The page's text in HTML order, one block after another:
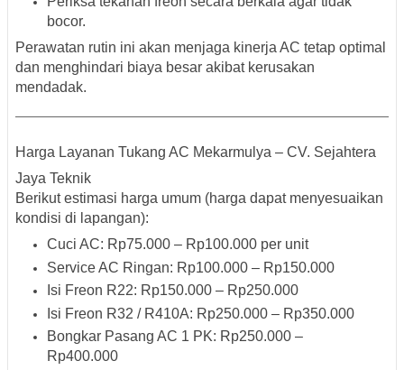
bocor.
Perawatan rutin ini akan menjaga kinerja AC tetap optimal
dan menghindari biaya besar akibat kerusakan
mendadak.
Harga Layanan Tukang AC Mekarmulya – CV. Sejahtera
Jaya Teknik
Berikut estimasi harga umum (harga dapat menyesuaikan
kondisi di lapangan):
Cuci AC: Rp75.000 – Rp100.000 per unit
Service AC Ringan: Rp100.000 – Rp150.000
Isi Freon R22: Rp150.000 – Rp250.000
Isi Freon R32 / R410A: Rp250.000 – Rp350.000
Bongkar Pasang AC 1 PK: Rp250.000 –
Rp400.000